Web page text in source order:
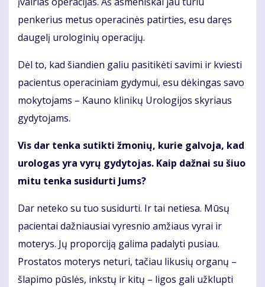
penkerius metus operacinės patirties, esu daręs
daugelį urologinių operacijų.
Dėl to, kad šiandien galiu pasitikėti savimi ir kviesti
pacientus operaciniam gydymui, esu dėkingas savo
mokytojams – Kauno klinikų Urologijos skyriaus
gydytojams.
Vis dar tenka sutikti žmonių, kurie galvoja, kad
urologas yra vyrų gydytojas. Kaip dažnai su šiuo
mitu tenka susidurti Jums?
Dar neteko su tuo susidurti. Ir tai netiesa. Mūsų
pacientai dažniausiai vyresnio amžiaus vyrai ir
moterys. Jų proporciją galima padalyti pusiau.
Prostatos moterys neturi, tačiau likusių organų –
šlapimo pūslės, inkstų ir kitų – ligos gali užklupti